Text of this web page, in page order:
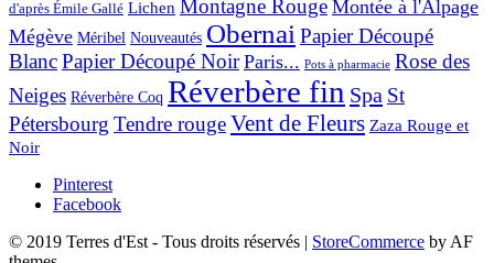
d'après Émile Gallé Lichen Montagne Rouge Montée à l'Alpage
Mégève Méribel Nouveautés ObernaiPapier Découpé
BlancPapier Découpé Noir Paris... Pots à pharmacie Rose des
Neiges Réverbère Coq Réverbère fin Spa St
Pétersbourg Tendre rougeVent de Fleurs Zaza Rouge et
Noir
Pinterest
Facebook
© 2019 Terres d'Est - Tous droits réservés
StoreCommerce by AF